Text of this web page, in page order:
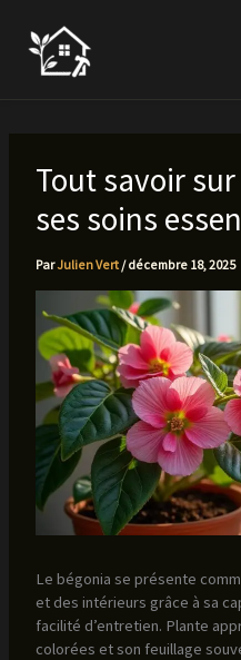
contenu
Tout savoir
ses soins
ParJulien Vert /décembre 18, 2025
Le bégonia se présente
et des intérieurs grâce à sa
facilité d’entretien. Plante
colorées et son feuillage